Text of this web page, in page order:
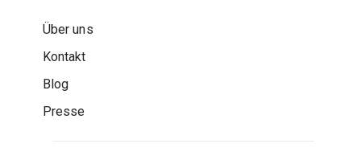
Über uns
Kontakt
Blog
Presse